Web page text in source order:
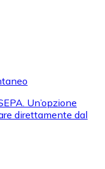
Un’opzione
direttamente dal